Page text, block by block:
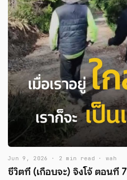
Jun 9, 2026 · 2 min read · wah
ชีวิตที่ (เกือบจะ) จิงโจ้ ตอนที่ 7